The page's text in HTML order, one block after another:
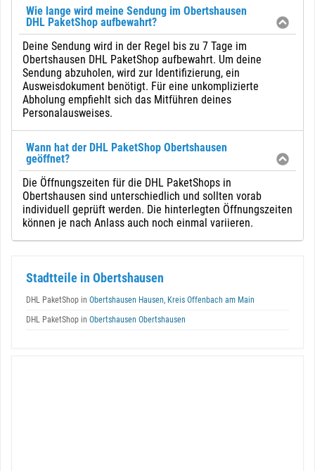
Wie lange wird meine Sendung im Obertshausen
DHL PaketShop aufbewahrt?
Deine Sendung wird in der Regel bis zu 7 Tage im
Obertshausen DHL PaketShop aufbewahrt. Um deine
Sendung abzuholen, wird zur Identifizierung, ein
Ausweisdokument benötigt. Für eine unkomplizierte
Abholung empfiehlt sich das Mitführen deines
Personalausweises.
Wann hat der DHL PaketShop Obertshausen
geöffnet?
Die Öffnungszeiten für die DHL PaketShops in
Obertshausen sind unterschiedlich und sollten vorab
individuell geprüft werden. Die hinterlegten Öffnungszeiten
können je nach Anlass auch noch einmal variieren.
Stadtteile in Obertshausen
DHL PaketShop in Obertshausen Hausen, Kreis Offenbach am Main
DHL PaketShop in Obertshausen Obertshausen